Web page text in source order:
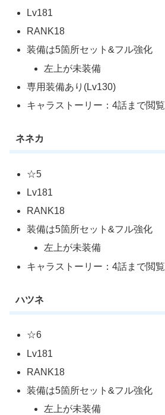
Lv181
RANK18
装備は5箇所セット&フル強化
左上が未装備
専用装備あり(Lv130)
キャラストーリー：4話まで閲覧
ネネカ
☆5
Lv181
RANK18
装備は5箇所セット&フル強化
左上が未装備
キャラストーリー：4話まで閲覧
ハツネ
☆6
Lv181
RANK18
装備は5箇所セット&フル強化
左上が未装備